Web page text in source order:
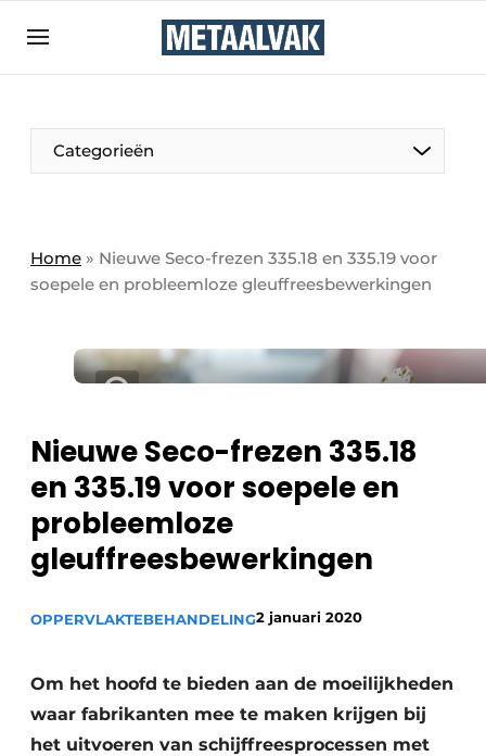
Bedrijven
Contact
Eigen content aanleveren
Evenement aanmelden
Meest gelezen
Privacy / Cookie statement
Vacature aanmelden
Vacatures
Categorieën
Home » Nieuwe Seco-frezen 335.18 en 335.19 voor
soepele en probleemloze gleuffreesbewerkingen
Nieuwe Seco-frezen 335.18
en 335.19 voor soepele en
probleemloze
gleuffreesbewerkingen
OPPERVLAKTEBEHANDELING2 januari 2020
Om het hoofd te bieden aan de moeilijkheden
waar fabrikanten mee te maken krijgen bij
het uitvoeren van schijffreesprocessen met